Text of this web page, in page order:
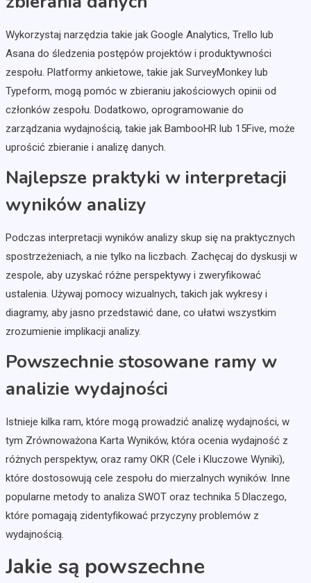
Wykorzystaj narzędzia takie jak Google Analytics, Trello lub
Asana do śledzenia postępów projektów i produktywności
zespołu. Platformy ankietowe, takie jak SurveyMonkey lub
Typeform, mogą pomóc w zbieraniu jakościowych opinii od
członków zespołu. Dodatkowo, oprogramowanie do
zarządzania wydajnością, takie jak BambooHR lub 15Five, może
uprościć zbieranie i analizę danych.
Najlepsze praktyki w interpretacji
wyników analizy
Podczas interpretacji wyników analizy skup się na praktycznych
spostrzeżeniach, a nie tylko na liczbach. Zachęcaj do dyskusji w
zespole, aby uzyskać różne perspektywy i zweryfikować
ustalenia. Używaj pomocy wizualnych, takich jak wykresy i
diagramy, aby jasno przedstawić dane, co ułatwi wszystkim
zrozumienie implikacji analizy.
Powszechnie stosowane ramy w
analizie wydajności
Istnieje kilka ram, które mogą prowadzić analizę wydajności, w
tym Zrównoważona Karta Wyników, która ocenia wydajność z
różnych perspektyw, oraz ramy OKR (Cele i Kluczowe Wyniki),
które dostosowują cele zespołu do mierzalnych wyników. Inne
popularne metody to analiza SWOT oraz technika 5 Dlaczego,
które pomagają zidentyfikować przyczyny problemów z
wydajnością.
Jakie są powszechne